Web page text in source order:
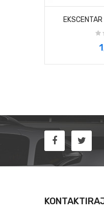
EKSCENTAR